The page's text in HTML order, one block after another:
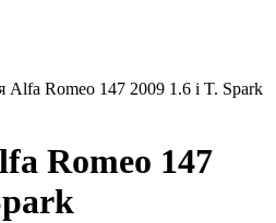
Romeo 147 2009 1.6 i T. Spark
Romeo 147